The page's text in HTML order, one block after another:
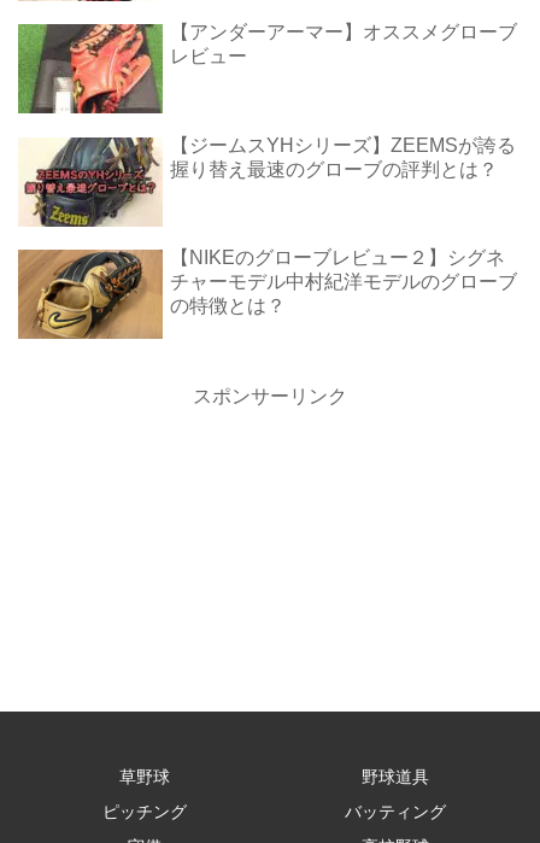
【アンダーアーマー】オススメグローブ
レビュー
【ジームスYHシリーズ】ZEEMSが誇る
握り替え最速のグローブの評判とは？
【NIKEのグローブレビュー２】シグネ
チャーモデル中村紀洋モデルのグローブ
の特徴とは？
スポンサーリンク
草野球
野球道具
ピッチング
バッティング